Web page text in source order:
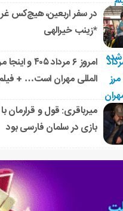
در سفر اربعین، هیچ‌کس
*زینب خیرالهی
امروز ۶ مرداد ۴۰۵
المللی مهران است… +
میرباقری: قول و قرارمان
بازی در سلمان فارسی بود